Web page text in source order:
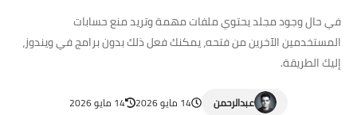
في حال وجود مجلد يحتوي ملفات مهمة وتريد منع حسابات
المستخدمين الآخرين من فتحه، يمكنك فعل ذلك بدون برامج في ويندوز،
إليك الطريقة.
عبدالرحمن 14 مايو 2026
14 مايو 2026